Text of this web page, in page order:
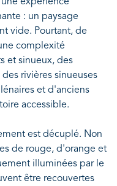
: un paysage
vide. Pourtant, de
complexité
et sinueux, des
rivières sinueuses
et d'anciens
accessible.
est décuplé. Non
de rouge, d'orange et
illuminées par le
être recouvertes